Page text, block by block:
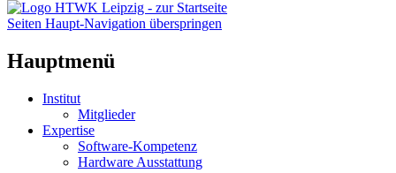
Seiten Haupt-Navigation überspringen
Hauptmenü
Institut
Mitglieder
Expertise
Software-Kompetenz
Hardware Ausstattung